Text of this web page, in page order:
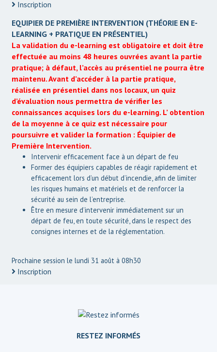
Inscription
EQUIPIER DE PREMIÈRE INTERVENTION (THÉORIE EN E-
LEARNING + PRATIQUE EN PRÉSENTIEL)
La validation du e-learning est obligatoire et doit être
effectuée au moins 48 heures ouvrées avant la partie
pratique; à défaut, l’accès au présentiel ne pourra être
maintenu.Avant d’accéder à la partie pratique,
réalisée en présentiel dans nos locaux, un quiz
d’évaluation nous permettra de vérifier les
connaissances acquises lors du e-learning. L’ obtention
de la moyenne à ce quiz est nécessaire pour
poursuivre et valider la formation : Équipier de
Première Intervention.
Intervenir efficacement face à un départ de feu
Former des équipiers capables de réagir rapidement et
efficacement lors d’un début d’incendie, afin de limiter
les risques humains et matériels et de renforcer la
sécurité au sein de l’entreprise.
Être en mesure d’intervenir immédiatement sur un
départ de feu, en toute sécurité, dans le respect des
consignes internes et de la réglementation.
Prochaine session le lundi 31 août à 08h30
Inscription
RESTEZ INFORMÉS